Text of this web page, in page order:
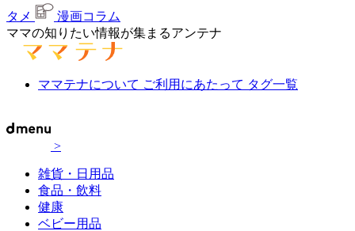
タメ
漫画コラム
ママの知りたい情報が集まるアンテナ
ママテナについて ご利用にあたって タグ一覧
>
雑貨・日用品
食品・飲料
健康
ベビー用品